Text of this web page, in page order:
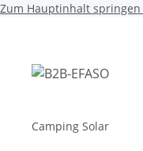
Zum Hauptinhalt springen
Camping Solar